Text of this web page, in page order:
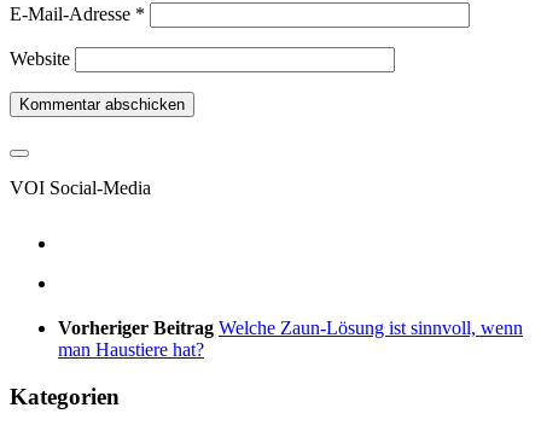
E-Mail-Adresse *
Website
VOI Social-Media
Vorheriger Beitrag Welche Zaun-Lösung ist sinnvoll, wenn
man Haustiere hat?
Kategorien